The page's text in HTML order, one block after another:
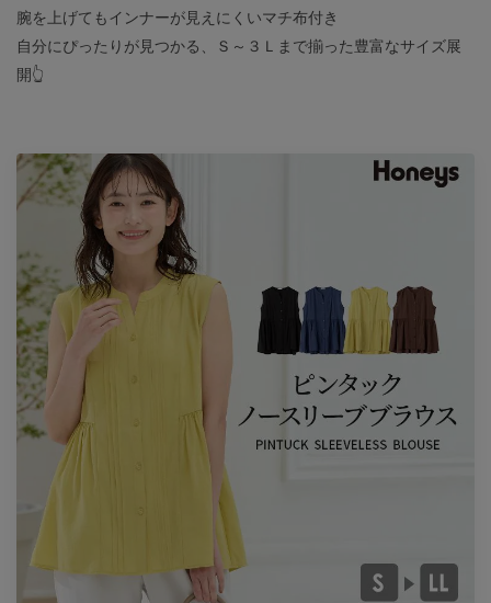
腕を上げてもインナーが見えにくいマチ布付き
自分にぴったりが見つかる、Ｓ～３Ｌまで揃った豊富なサイズ展
開👆